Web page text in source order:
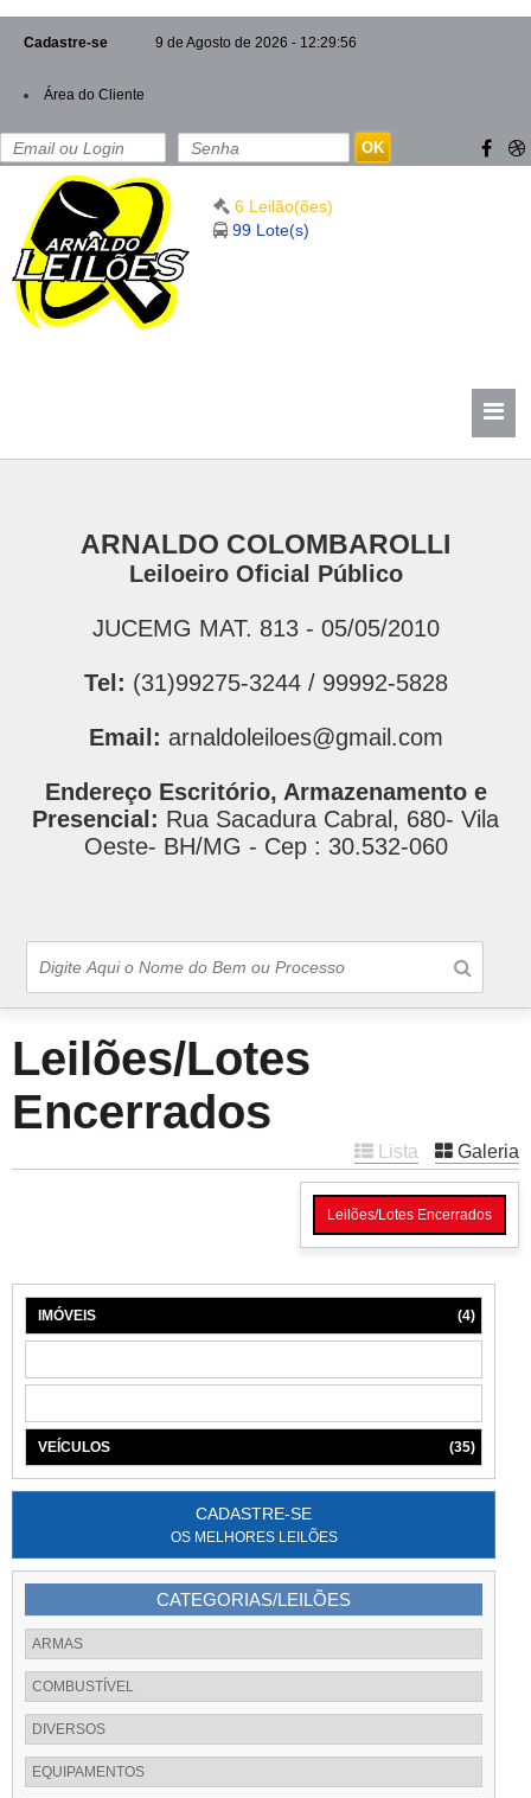
Cadastre-se 9 de Agosto de 2026 - 12:29:57
Área do Cliente
OK
6 Leilão(ões)
99 Lote(s)
ARNALDO COLOMBAROLLI
Leiloeiro Oficial Público
JUCEMG MAT. 813 - 05/05/2010
Tel: (31)99275-3244 / 99992-5828
Email: arnaldoleiloes@gmail.com
Endereço Escritório, Armazenamento e
Presencial: Rua Sacadura Cabral, 680- Vila
Oeste- BH/MG - Cep : 30.532-060
Leilões/Lotes
Encerrados
Lista Galeria
Leilões/Lotes Encerrados
IMÓVEIS (4)
VEÍCULOS (35)
CADASTRE-SE
OS MELHORES LEILÕES
CATEGORIAS/LEILÕES
ARMAS
COMBUSTÍVEL
DIVERSOS
EQUIPAMENTOS